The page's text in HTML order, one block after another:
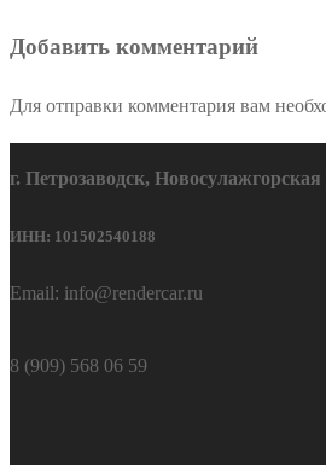
Добавить комментарий
Для отправки комментария вам
г. Петрозаводск,
ИНН: 101502540188
Email: info@rendercar.ru
8 (909) 568 06 59